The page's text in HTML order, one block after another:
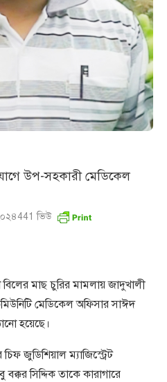
উপ-সহকারী মেডিকেল
441 ভিউ
মাছ চুরির মামলায় জাদুখালী
মেডিকেল অফিসার সাঈদ
হয়েছে।
জুডিশিয়াল ম্যাজিস্ট্রেট
সিদ্দিক তাকে কারাগারে